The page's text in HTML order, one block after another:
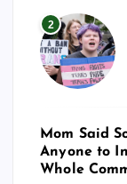
2
Mom Said
Anyone to
Whole